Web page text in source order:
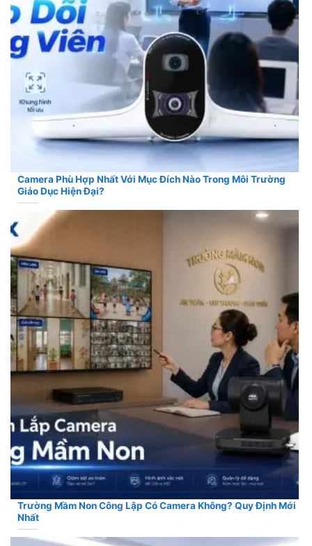
Camera Phù Hợp Nhất Với Mục Đích Nào Trong Môi Trường
Giáo Dục Hiện Đại?
Trường Mầm Non Công Lập Có Camera Không? Quy Định Mới
Nhất